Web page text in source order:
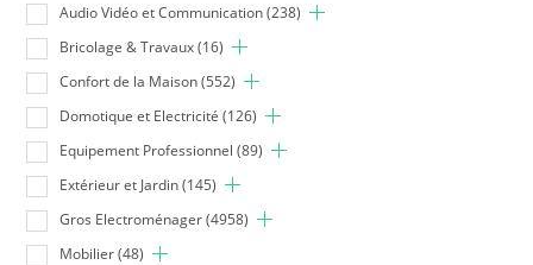
Audio Vidéo et Communication (238)
Bricolage & Travaux (16)
Confort de la Maison (552)
Domotique et Electricité (126)
Equipement Professionnel (89)
Extérieur et Jardin (145)
Gros Electroménager (4958)
Mobilier (48)